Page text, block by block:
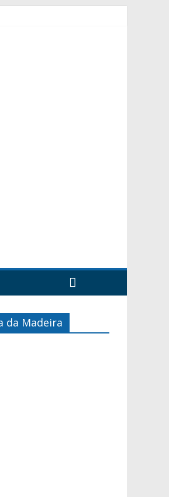
da Madeira